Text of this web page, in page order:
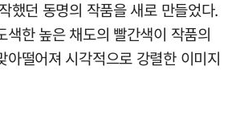
했던 동명의 작품을 새로 만들었다.
색한 높은 채도의 빨간색이 작품의
아떨어져 시각적으로 강렬한 이미지